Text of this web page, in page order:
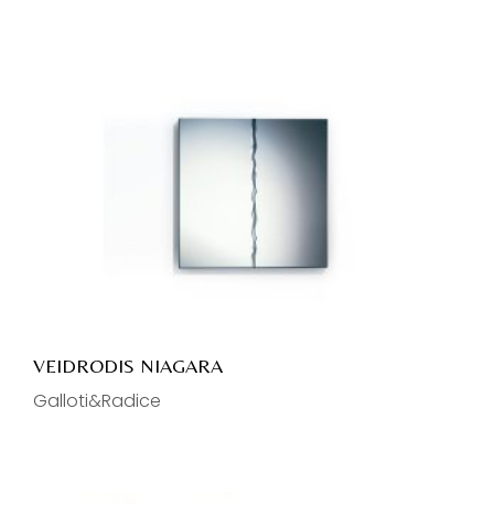
VEIDRODIS NIAGARA
Galloti&Radice